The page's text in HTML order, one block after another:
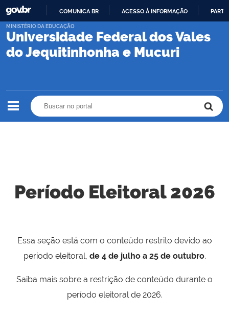
PARA
CONTEÚDO
COMUNICA BR ACESSO À INFORMAÇÃO
Universidade Federal dos Vales
do Jequitinhonha e Mucuri
MINISTÉRIO DA EDUCAÇÃO
Período Eleitoral 2026
Essa seção está com o conteúdo restrito devido ao
período eleitoral, de 4 de julho a 25 de outubro.
Saiba mais sobre a restrição de conteúdo durante o
período eleitoral de 2026.